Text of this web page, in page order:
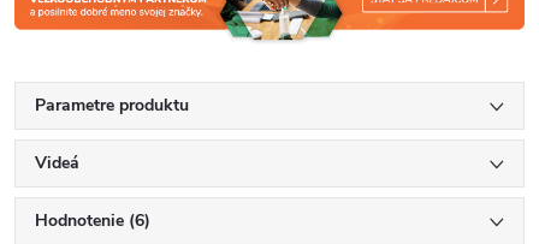
Parametre produktu
Videá
Hodnotenie (6)